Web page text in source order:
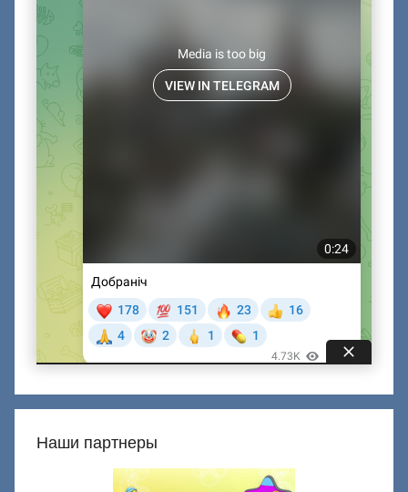
Наши партнеры